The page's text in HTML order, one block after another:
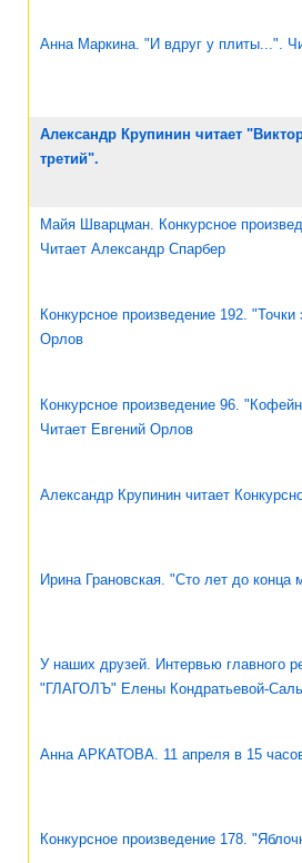
Анна Маркина. "И вдруг у плиты...".
Александр Крупинин читает
третий".
Майя Шварцман. Конкурсное
Читает Александр Спарбер
Конкурсное произведение 192.
Орлов
Конкурсное произведение 96.
Читает Евгений Орлов
Александр Крупинин читает
Ирина Грановская. "Сто лет до
У наших друзей. Интервью главного
"ГЛАГОЛЪ" Елены Кондратьевой-
Анна АРКАТОВА. 11 апреля в 15
Конкурсное произведение 178.